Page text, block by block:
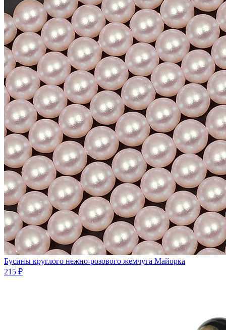
Бусины круглого нежно-розового жемчуга Майорка
215 ₽